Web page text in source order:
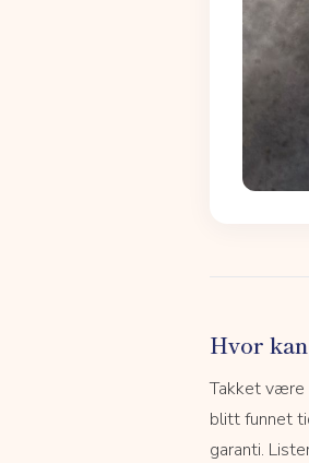
Hvor
Takket være
blitt funnet
garanti.